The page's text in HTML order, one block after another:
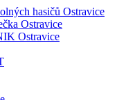
hasičů Ostravice
Ostravice
Ostravice